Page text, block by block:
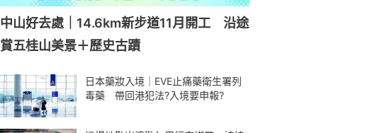
中山好去處｜14.6km新步道11月開工 沿途
賞五桂山美景＋歷史古蹟
日本藥妝入境｜EVE止痛藥衛生署列
毒藥 帶回港犯法?入境要申報?